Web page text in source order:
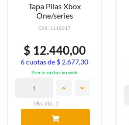
Tapa Pilas Xbox
One/series
Cód: 1118017
$ 12.440,00
6 cuotas de $ 2.677,30
Precio exclusivo web
Min. Vta.: 1